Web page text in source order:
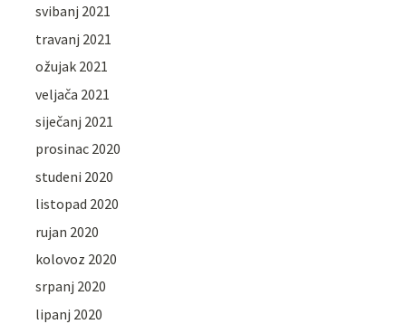
svibanj 2021
travanj 2021
ožujak 2021
veljača 2021
siječanj 2021
prosinac 2020
studeni 2020
listopad 2020
rujan 2020
kolovoz 2020
srpanj 2020
lipanj 2020